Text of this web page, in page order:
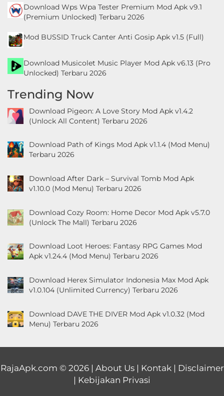
Download Wps Wpa Tester Premium Mod Apk v9.1
(Premium Unlocked) Terbaru 2026
Mod BUSSID Truck Canter Anti Gosip Apk v1.5 (Full)
Download Musicolet Music Player Mod Apk v6.13 (Pro
Unlocked) Terbaru 2026
Trending Now
Download Pigeon: A Love Story Mod Apk v1.4.2
(Unlock All Content) Terbaru 2026
Download Path of Kings Mod Apk v1.1.4 (Mod Menu)
Terbaru 2026
Download After Dark – Survival Tomb Mod Apk
v1.10.0 (Mod Menu) Terbaru 2026
Download Cozy Room: Home Decor Mod Apk v5.7.0
(Unlock The Mall) Terbaru 2026
Download Loot Heroes: Fantasy RPG Games Mod
Apk v1.24.4 (Mod Menu) Terbaru 2026
Download Herex Simulator Indonesia Max Mod Apk
v1.0.104 (Unlimited Currency) Terbaru 2026
Download DAVE THE DIVER Mod Apk v1.0.32 (Mod
Menu) Terbaru 2026
RajaApk.com © 2026 | About Us| Kontak| Disclaimer
| Kebijakan Privasi